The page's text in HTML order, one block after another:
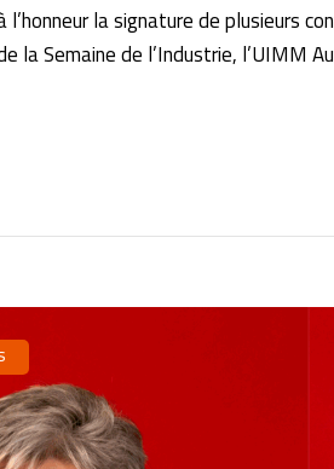
l’honneur la signature de plusieurs
la Semaine de l’Industrie, l’UIMM